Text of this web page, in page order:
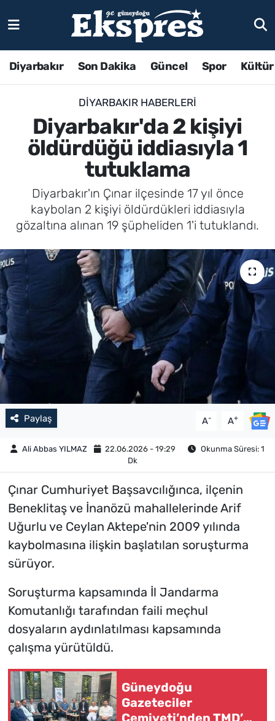
Diyarbakır Son Dakika Güncel Spor
DIYARBAKIR HABERLERI
Diyarbakır'da 2 kişiyi
öldürdüğü iddiasıyla 1
tutuklama
Diyarbakır'ın Çınar ilçesinde 17 yıl önce
kaybolan 2 kişiyi öldürdükleri iddiasıyla
gözaltına alınan 19 şüpheliden 1'i tutuklandı.
Paylaş A- A+
Ali Abbas YILMAZ 22.06.2026 - 19:29
Okunma Süresi: 1
Dk
Çınar Cumhuriyet Başsavcılığınca, ilçenin
Beneklitaş ve İnanözü mahallelerinde Arif
Uğurlu ve Ceylan Aktepe'nin 2009 yılında
kaybolmasına ilişkin başlatılan soruşturma
sürüyor.
Soruşturma kapsamında İl Jandarma
Komutanlığı tarafından faili meçhul
dosyaların aydınlatılması kapsamında
çalışma yürütüldü.
Güneydoğu
Gazeteciler